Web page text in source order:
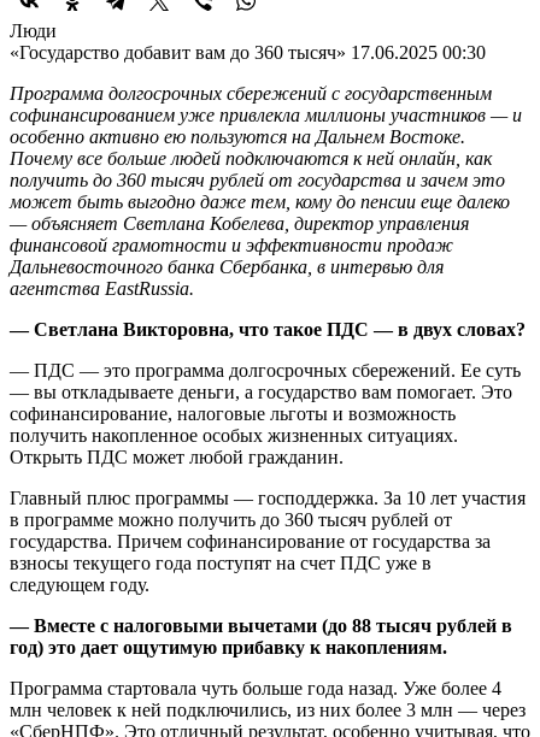
Люди
«Государство добавит вам до 360 тысяч» 17.06.2025 00:30
Программа долгосрочных сбережений с государственным
софинансированием уже привлекла миллионы участников — и
особенно активно ею пользуются на Дальнем Востоке.
Почему все больше людей подключаются к ней онлайн, как
получить до 360 тысяч рублей от государства и зачем это
может быть выгодно даже тем, кому до пенсии еще далеко
— объясняет Светлана Кобелева, директор управления
финансовой грамотности и эффективности продаж
Дальневосточного банка Сбербанка, в интервью для
агентства EastRussia.
— Светлана Викторовна, что такое ПДС — в двух словах?
— ПДС — это программа долгосрочных сбережений. Ее суть
— вы откладываете деньги, а государство вам помогает. Это
софинансирование, налоговые льготы и возможность
получить накопленное особых жизненных ситуациях.
Открыть ПДС может любой гражданин.
Главный плюс программы — господдержка. За 10 лет участия
в программе можно получить до 360 тысяч рублей от
государства. Причем софинансирование от государства за
взносы текущего года поступят на счет ПДС уже в
следующем году.
— Вместе с налоговыми вычетами (до 88 тысяч рублей в
год) это дает ощутимую прибавку к накоплениям.
Программа стартовала чуть больше года назад. Уже более 4
млн человек к ней подключились, из них более 3 млн — через
«СберНПФ». Это отличный результат, особенно учитывая, что